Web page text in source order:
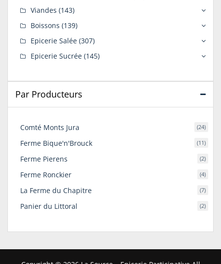
Viandes (143)
Boissons (139)
Epicerie Salée (307)
Epicerie Sucrée (145)
Par Producteurs
Comté Monts Jura (24)
Ferme Bique'n'Brouck (11)
Ferme Pierens (2)
Ferme Ronckier (4)
La Ferme du Chapitre (7)
Panier du Littoral (2)